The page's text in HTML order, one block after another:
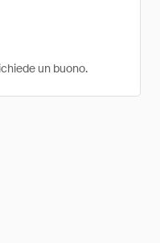
un buono.